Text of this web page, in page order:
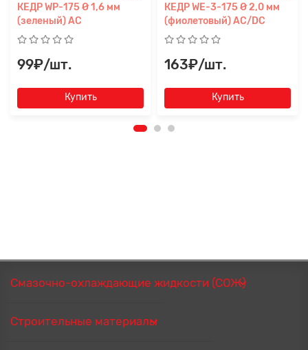
КЕДР WP-175 Ø 1,6 мм
(зеленый) AC
99₽/шт.
Купить
КЕДР WE-3-175 Ø 2,0 мм
(фиолетовый) AC/DC
163₽/шт.
Купить
Смазочно-охлаждающие жидкости (СОЖ)
Строительные материалы